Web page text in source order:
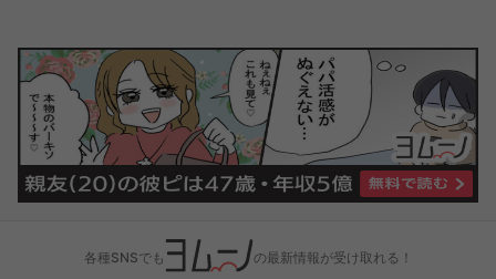
各種SNSでも の最新情報が受け取れる！